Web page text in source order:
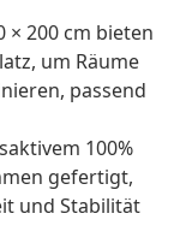
× 200 cm bieten
um Räume
passend
100%
gefertigt,
und Stabilität